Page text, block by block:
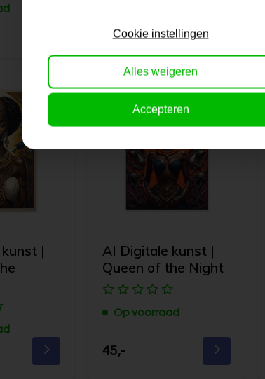
45,-
|
AI Digitale kunst |
Queen of the Night
Op voorraad
45,-
Cookie instellingen
Alles weigeren
Accepteren